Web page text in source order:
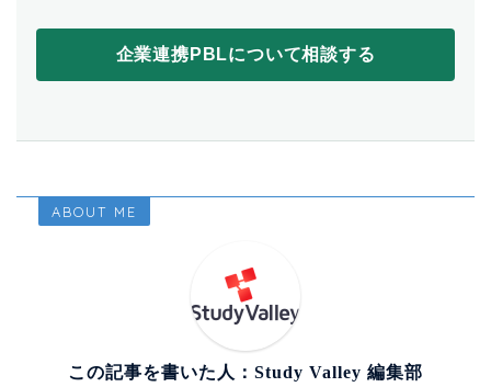
企業連携PBLについて相談する
ABOUT ME
この記事を書いた人：Study Valley 編集部